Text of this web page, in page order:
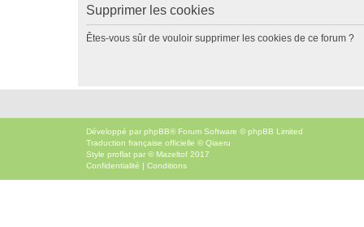
Supprimer les cookies
Êtes-vous sûr de vouloir supprimer les cookies de ce forum ?
Développé par phpBB® Forum Software © phpBB Limited
Traduction française officielle ©Qiaeru
Style proflat par © Mazeltof 2017
Confidentialité | Conditions